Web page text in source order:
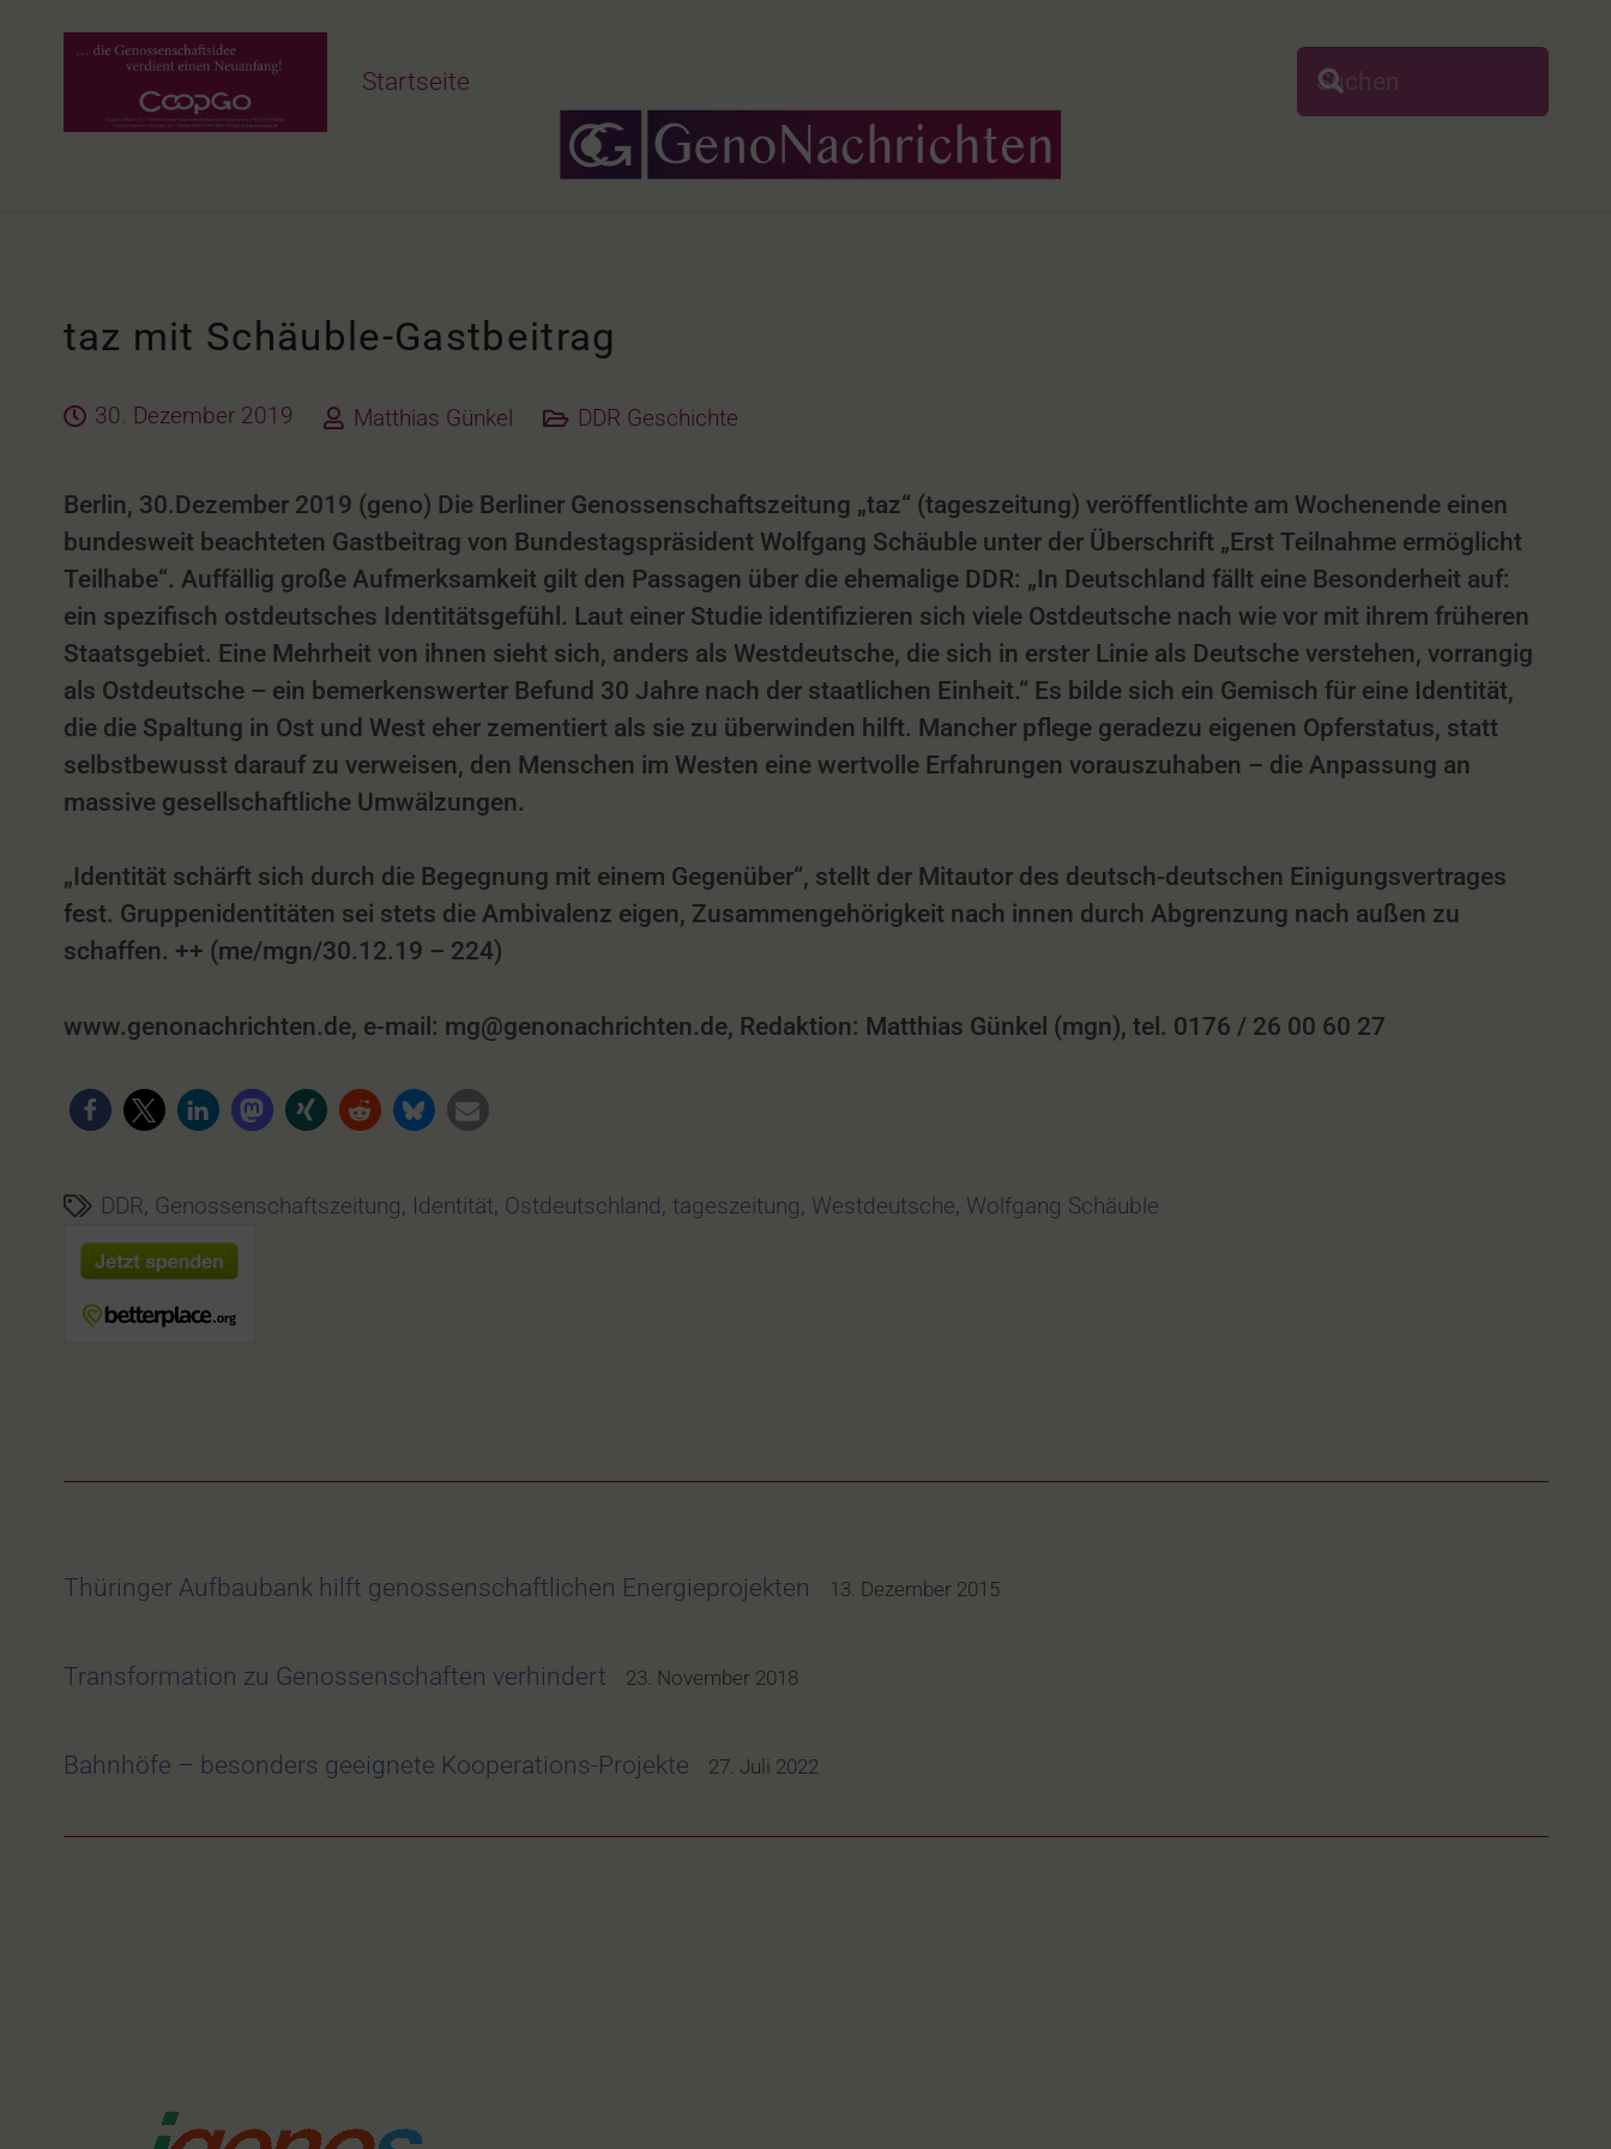
Startseite
taz mit Schäuble-Gastbeitrag
30. Dezember 2019 Matthias Günkel DDR Geschichte
Berlin, 30.Dezember 2019 (geno) Die Berliner Genossenschaftszeitung „taz“ (tageszeitung) veröffentlichte am Wochenende einen
bundesweit beachteten Gastbeitrag von Bundestagspräsident Wolfgang Schäuble unter der Überschrift „Erst Teilnahme ermöglicht
Teilhabe“. Auffällig große Aufmerksamkeit gilt den Passagen über die ehemalige DDR: „In Deutschland fällt eine Besonderheit auf:
ein spezifisch ostdeutsches Identitätsgefühl. Laut einer Studie identifizieren sich viele Ostdeutsche nach wie vor mit ihrem früheren
Staatsgebiet. Eine Mehrheit von ihnen sieht sich, anders als Westdeutsche, die sich in erster Linie als Deutsche verstehen, vorrangig
als Ostdeutsche – ein bemerkenswerter Befund 30 Jahre nach der staatlichen Einheit.“ Es bilde sich ein Gemisch für eine Identität,
die die Spaltung in Ost und West eher zementiert als sie zu überwinden hilft. Mancher pflege geradezu eigenen Opferstatus, statt
selbstbewusst darauf zu verweisen, den Menschen im Westen eine wertvolle Erfahrungen vorauszuhaben – die Anpassung an
massive gesellschaftliche Umwälzungen.
„Identität schärft sich durch die Begegnung mit einem Gegenüber“, stellt der Mitautor des deutsch-deutschen Einigungsvertrages
fest. Gruppenidentitäten sei stets die Ambivalenz eigen, Zusammengehörigkeit nach innen durch Abgrenzung nach außen zu
schaffen. ++ (me/mgn/30.12.19 – 224)
www.genonachrichten.de, e-mail: mg@genonachrichten.de, Redaktion: Matthias Günkel (mgn), tel. 0176 / 26 00 60 27
DDR, Genossenschaftszeitung, Identität, Ostdeutschland,tageszeitung, Westdeutsche, Wolfgang Schäuble
Thüringer Aufbaubank hilft genossenschaftlichen Energieprojekten 13. Dezember 2015
Transformation zu Genossenschaften verhindert 23. November 2018
Bahnhöfe – besonders geeignete Kooperations-Projekte 27. Juli 2022